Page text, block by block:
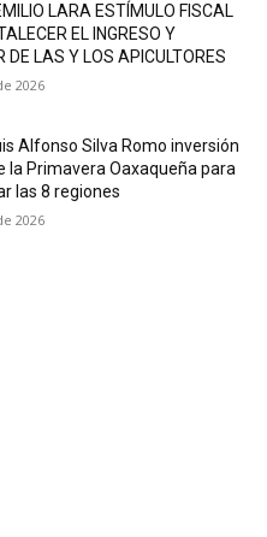
LARA ESTÍMULO FISCAL
EL INGRESO Y
DE LAS Y LOS APICULTORES
2026
Alfonso Silva Romo inversión
la Primavera Oaxaqueña para
las 8 regiones
2026